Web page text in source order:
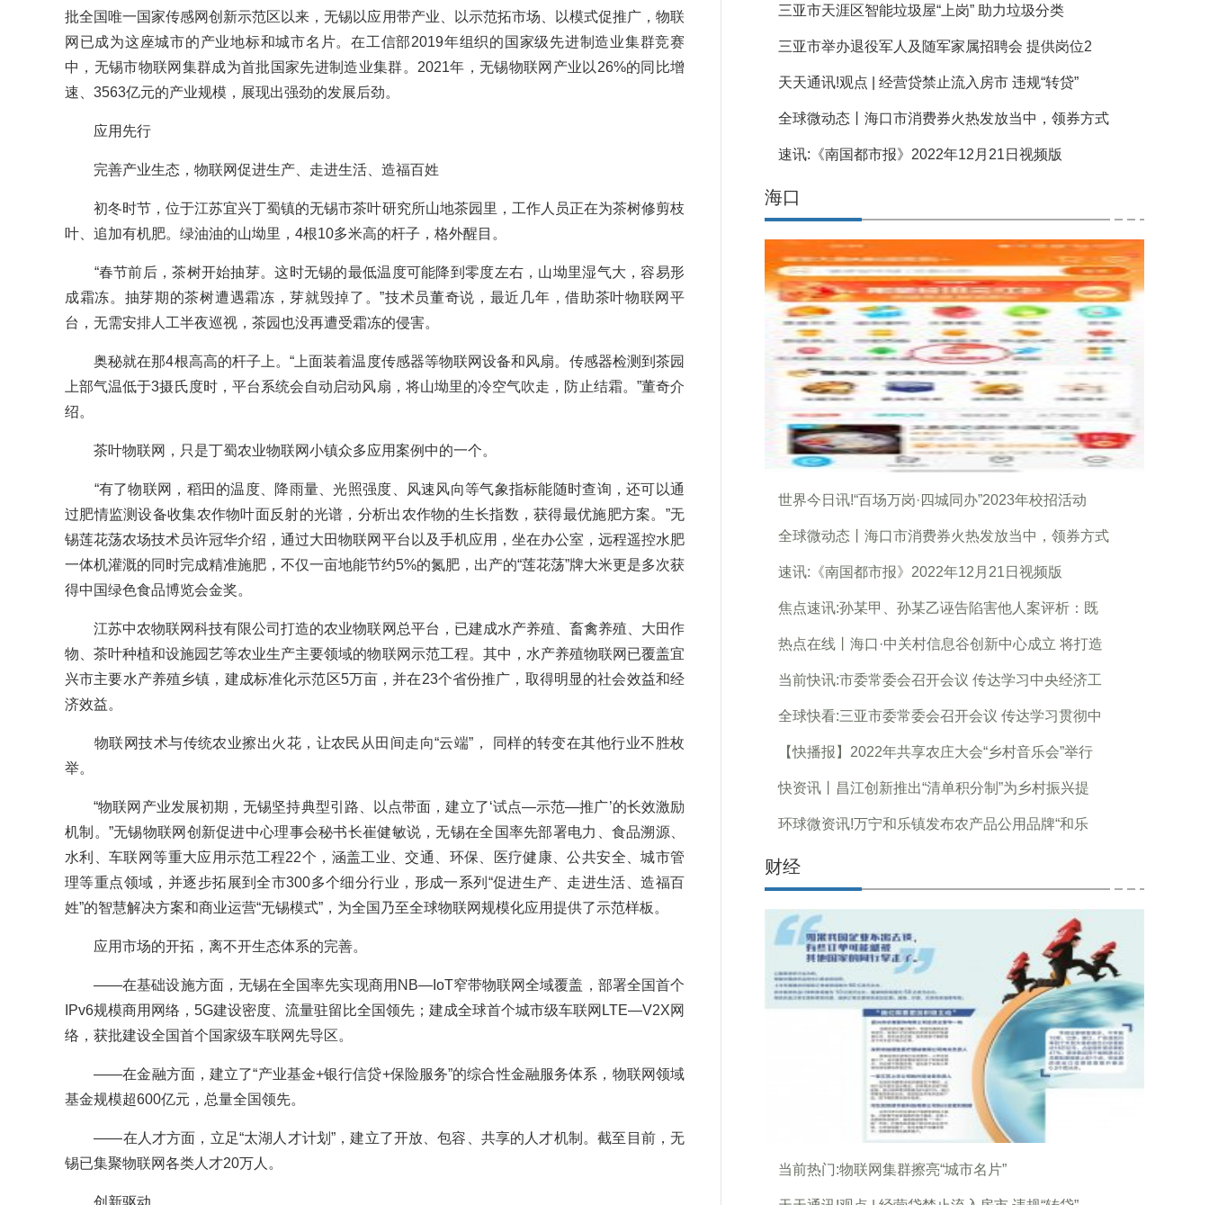
批全国唯一国家传感网创新示范区以来，无锡以应用带产业、以示范拓市场、以模式促推广，物联
网已成为这座城市的产业地标和城市名片。在工信部2019年组织的国家级先进制造业集群竞赛
中，无锡市物联网集群成为首批国家先进制造业集群。2021年，无锡物联网产业以26%的同比增
速、3563亿元的产业规模，展现出强劲的发展后劲。
应用先行
完善产业生态，物联网促进生产、走进生活、造福百姓
初冬时节，位于江苏宜兴丁蜀镇的无锡市茶叶研究所山地茶园里，工作人员正在为茶树修剪枝
叶、追加有机肥。绿油油的山坳里，4根10多米高的杆子，格外醒目。
“春节前后，茶树开始抽芽。这时无锡的最低温度可能降到零度左右，山坳里湿气大，容易形
成霜冻。抽芽期的茶树遭遇霜冻，芽就毁掉了。”技术员董奇说，最近几年，借助茶叶物联网平
台，无需安排人工半夜巡视，茶园也没再遭受霜冻的侵害。
奥秘就在那4根高高的杆子上。“上面装着温度传感器等物联网设备和风扇。传感器检测到茶园
上部气温低于3摄氏度时，平台系统会自动启动风扇，将山坳里的冷空气吹走，防止结霜。”董奇介
绍。
茶叶物联网，只是丁蜀农业物联网小镇众多应用案例中的一个。
“有了物联网，稻田的温度、降雨量、光照强度、风速风向等气象指标能随时查询，还可以通
过肥情监测设备收集农作物叶面反射的光谱，分析出农作物的生长指数，获得最优施肥方案。”无
锡莲花荡农场技术员许冠华介绍，通过大田物联网平台以及手机应用，坐在办公室，远程遥控水肥
一体机灌溉的同时完成精准施肥，不仅一亩地能节约5%的氮肥，出产的“莲花荡”牌大米更是多次获
得中国绿色食品博览会金奖。
江苏中农物联网科技有限公司打造的农业物联网总平台，已建成水产养殖、畜禽养殖、大田作
物、茶叶种植和设施园艺等农业生产主要领域的物联网示范工程。其中，水产养殖物联网已覆盖宜
兴市主要水产养殖乡镇，建成标准化示范区5万亩，并在23个省份推广，取得明显的社会效益和经
济效益。
物联网技术与传统农业擦出火花，让农民从田间走向“云端”， 同样的转变在其他行业不胜枚
举。
“物联网产业发展初期，无锡坚持典型引路、以点带面，建立了‘试点—示范—推广’的长效激励
机制。”无锡物联网创新促进中心理事会秘书长崔健敏说，无锡在全国率先部署电力、食品溯源、
水利、车联网等重大应用示范工程22个，涵盖工业、交通、环保、医疗健康、公共安全、城市管
理等重点领域，并逐步拓展到全市300多个细分行业，形成一系列“促进生产、走进生活、造福百
姓”的智慧解决方案和商业运营“无锡模式”，为全国乃至全球物联网规模化应用提供了示范样板。
应用市场的开拓，离不开生态体系的完善。
——在基础设施方面，无锡在全国率先实现商用NB—IoT窄带物联网全域覆盖，部署全国首个
IPv6规模商用网络，5G建设密度、流量驻留比全国领先；建成全球首个城市级车联网LTE—V2X网
络，获批建设全国首个国家级车联网先导区。
——在金融方面，建立了“产业基金+银行信贷+保险服务”的综合性金融服务体系，物联网领域
基金规模超600亿元，总量全国领先。
——在人才方面，立足“太湖人才计划”，建立了开放、包容、共享的人才机制。截至目前，无
锡已集聚物联网各类人才20万人。
创新驱动
三亚市天涯区智能垃圾屋“上岗” 助力垃圾分类
三亚市举办退役军人及随军家属招聘会 提供岗位2
天天通讯!观点 | 经营贷禁止流入房市 违规“转贷”
全球微动态丨海口市消费券火热发放当中，领券方式
速讯:《南国都市报》2022年12月21日视频版
海口
世界今日讯!“百场万岗·四城同办”2023年校招活动
全球微动态丨海口市消费券火热发放当中，领券方式
速讯:《南国都市报》2022年12月21日视频版
焦点速讯:孙某甲、孙某乙诬告陷害他人案评析：既
热点在线丨海口·中关村信息谷创新中心成立 将打造
当前快讯:市委常委会召开会议 传达学习中央经济工
全球快看:三亚市委常委会召开会议 传达学习贯彻中
【快播报】2022年共享农庄大会“乡村音乐会”举行
快资讯丨昌江创新推出“清单积分制”为乡村振兴提
环球微资讯!万宁和乐镇发布农产品公用品牌“和乐
财经
当前热门:物联网集群擦亮“城市名片”